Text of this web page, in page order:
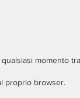
momento
proprio browser.